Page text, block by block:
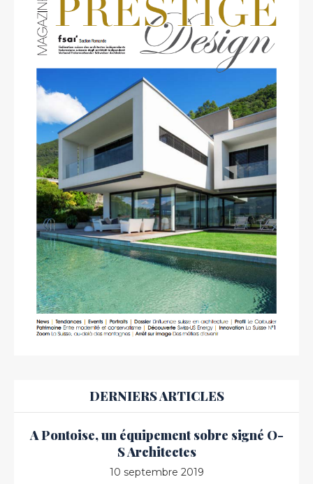
DERNIERS ARTICLES
A Pontoise, un équipement sobre signé O-
S Architectes
10 septembre 2019